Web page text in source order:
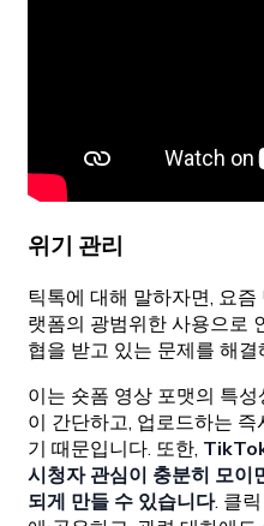
위기 관리
틱톡에 대해 말하자면, 요
랫폼의 광범위한 사용으로
협을 받고 있는 문제를 해결
이는 숏폼 영상 포맷의 특
이 간단하고, 업로드하는
기 때문입니다. 또한,
시청자 관심이 충분히 모이
되게 만들 수 있습니다. 클